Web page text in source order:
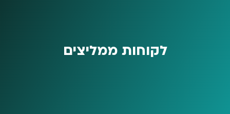
לקוחות ממליצים